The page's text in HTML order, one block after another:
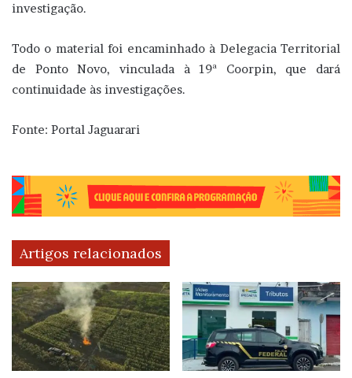
investigação.
Todo o material foi encaminhado à Delegacia Territorial
de Ponto Novo, vinculada à 19ª Coorpin, que dará
continuidade às investigações.
Fonte: Portal Jaguarari
Artigos relacionados